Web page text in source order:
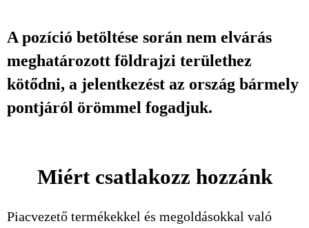
A pozíció betöltése során nem elvárás
meghatározott földrajzi területhez
kötődni, a jelentkezést az ország bármely
pontjáról örömmel fogadjuk.
Miért csatlakozz hozzánk
Piacvezető termékekkel és megoldásokkal való